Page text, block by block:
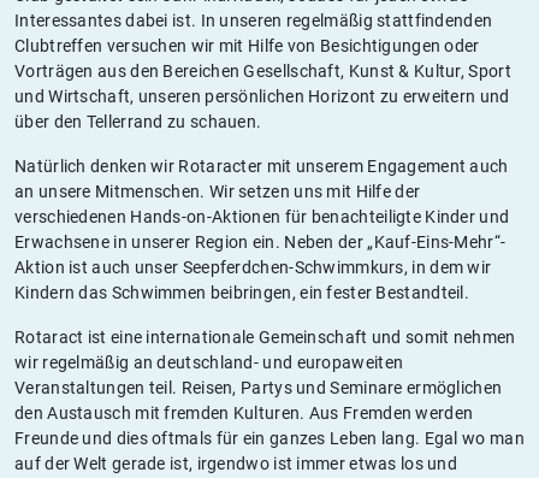
Interessantes dabei ist. In unseren regelmäßig stattfindenden
Clubtreffen versuchen wir mit Hilfe von Besichtigungen oder
Vorträgen aus den Bereichen Gesellschaft, Kunst & Kultur, Sport
und Wirtschaft, unseren persönlichen Horizont zu erweitern und
über den Tellerrand zu schauen.
Natürlich denken wir Rotaracter mit unserem Engagement auch
an unsere Mitmenschen. Wir setzen uns mit Hilfe der
verschiedenen Hands-on-Aktionen für benachteiligte Kinder und
Erwachsene in unserer Region ein. Neben der „Kauf-Eins-Mehr“-
Aktion ist auch unser Seepferdchen-Schwimmkurs, in dem wir
Kindern das Schwimmen beibringen, ein fester Bestandteil.
Rotaract ist eine internationale Gemeinschaft und somit nehmen
wir regelmäßig an deutschland- und europaweiten
Veranstaltungen teil. Reisen, Partys und Seminare ermöglichen
den Austausch mit fremden Kulturen. Aus Fremden werden
Freunde und dies oftmals für ein ganzes Leben lang. Egal wo man
auf der Welt gerade ist, irgendwo ist immer etwas los und